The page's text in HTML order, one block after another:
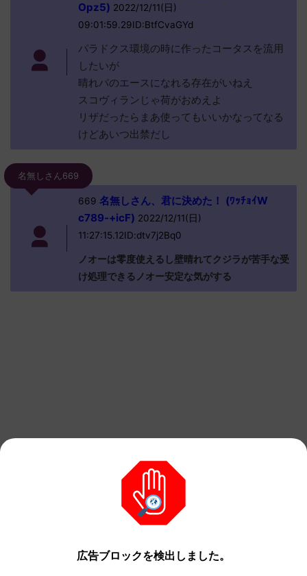
Opz5) 2022/12/11(日)
09:01:59.29ID:BtfCvaGYd
パラドクス環境の時に作ったコータスを流用
したいが
晴れパのエースになれる存在がいねえ
スコヴィランじゃ荷がおめえよ
リザだったらまあ使ってもいいかなってなる
けどあいつ出禁だし
名無しさん669
669 名無しさん、君に決めた！ (ﾜｯﾁｮｲW
c789-+icF) 2022/12/11(日)
11:27:15.12ID:dtv7j2Bq0
ノオーは零度使えるし壁晴れてクジラが苦手な受
け処理できるノオー安定な気がする
広告ブロックを検出しました。